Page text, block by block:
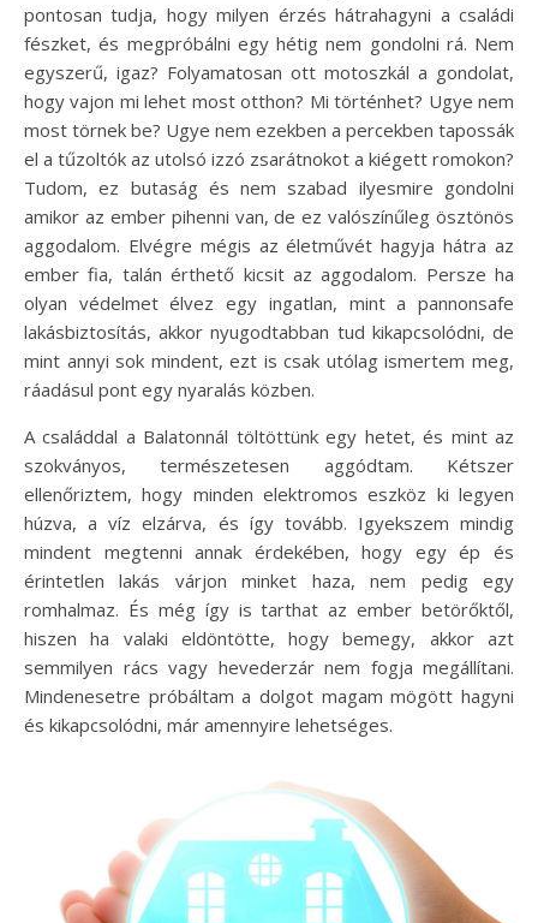
pontosan tudja, hogy milyen érzés hátrahagyni a családi
fészket, és megpróbálni egy hétig nem gondolni rá. Nem
egyszerű, igaz? Folyamatosan ott motoszkál a gondolat,
hogy vajon mi lehet most otthon? Mi történhet? Ugye nem
most törnek be? Ugye nem ezekben a percekben tapossák
el a tűzoltók az utolsó izzó zsarátnokot a kiégett romokon?
Tudom, ez butaság és nem szabad ilyesmire gondolni
amikor az ember pihenni van, de ez valószínűleg ösztönös
aggodalom. Elvégre mégis az életművét hagyja hátra az
ember fia, talán érthető kicsit az aggodalom. Persze ha
olyan védelmet élvez egy ingatlan, mint a pannonsafe
lakásbiztosítás, akkor nyugodtabban tud kikapcsolódni, de
mint annyi sok mindent, ezt is csak utólag ismertem meg,
ráadásul pont egy nyaralás közben.
A családdal a Balatonnál töltöttünk egy hetet, és mint az
szokványos, természetesen aggódtam. Kétszer
ellenőriztem, hogy minden elektromos eszköz ki legyen
húzva, a víz elzárva, és így tovább. Igyekszem mindig
mindent megtenni annak érdekében, hogy egy ép és
érintetlen lakás várjon minket haza, nem pedig egy
romhalmaz. És még így is tarthat az ember betörőktől,
hiszen ha valaki eldöntötte, hogy bemegy, akkor azt
semmilyen rács vagy hevederzár nem fogja megállítani.
Mindenesetre próbáltam a dolgot magam mögött hagyni
és kikapcsolódni, már amennyire lehetséges.